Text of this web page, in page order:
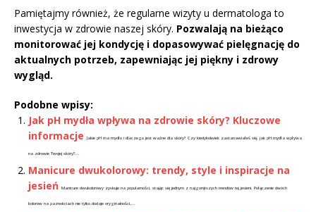
Pamiętajmy również, że regularne wizyty u dermatologa to
inwestycja w zdrowie naszej skóry. Pozwalają na bieżąco
monitorować jej kondycję i dopasowywać pielęgnację do
aktualnych potrzeb, zapewniając jej piękny i zdrowy
wygląd.
Podobne wpisy:
Jak pH mydła wpływa na zdrowie skóry? Kluczowe
informacje
Jakie pH ma mydło i dlaczego jest ważne dla skóry? Czy kiedykolwiek zastanawiałeś się, jak pH mydła wpływa
na zdrowie Twojej skóry?...
Manicure dwukolorowy: trendy, style i inspiracje na
jesień Manicure dwukolorowy zyskuje na popularności, stając się jednym z najgorętszych trendów tej jesieni. Połączenie dwóch
kolorów na paznokciach nie tylko dodaje oryginalności,...